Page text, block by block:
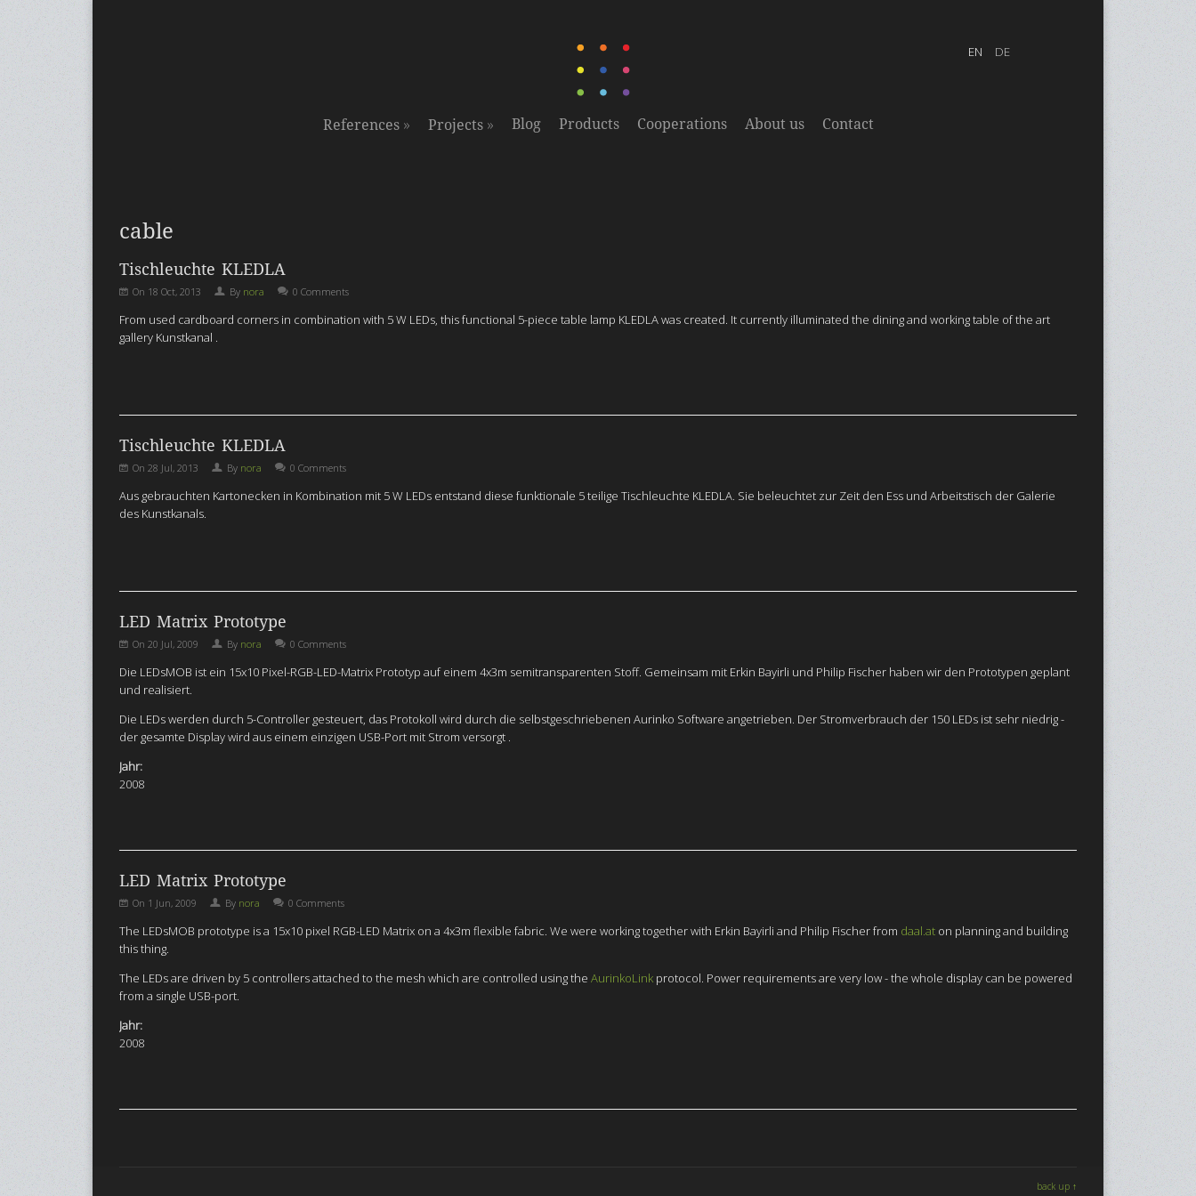
References» Projects» Blog Products Cooperations About us Contact
cable
Tischleuchte KLEDLA
On 18 Oct, 2013 By nora 0 Comments
From used cardboard corners in combination with 5 W LEDs, this functional 5-piece table lamp KLEDLA was created. It currently illuminated the dining and working table of the art
gallery Kunstkanal .
Tischleuchte KLEDLA
On28 Jul, 2013 By nora 0 Comments
Aus gebrauchten Kartonecken in Kombination mit 5 W LEDs entstand diese funktionale 5 teilige Tischleuchte KLEDLA. Sie beleuchtet zur Zeit den Ess und Arbeitstisch der Galerie
des Kunstkanals.
LED Matrix Prototype
On20 Jul, 2009 By nora 0 Comments
Die LEDsMOB ist ein 15x10 Pixel-RGB-LED-Matrix Prototyp auf einem 4x3m semitransparenten Stoff. Gemeinsam mit Erkin Bayirli und Philip Fischer haben wir den Prototypen geplant
und realisiert.
Die LEDs werden durch 5-Controller gesteuert, das Protokoll wird durch die selbstgeschriebenen Aurinko Software angetrieben. Der Stromverbrauch der 150 LEDs ist sehr niedrig -
der gesamte Display wird aus einem einzigen USB-Port mit Strom versorgt .
Jahr:
2008
LED Matrix Prototype
On 1 Jun, 2009 By nora 0 Comments
The LEDsMOB prototype is a 15x10 pixel RGB-LED Matrix on a 4x3m flexible fabric. We were working together with Erkin Bayirli and Philip Fischer from daal.at on planning and building
this thing.
The LEDs are driven by 5 controllers attached to the mesh which are controlled using theAurinkoLink protocol. Power requirements are very low - the whole display can be powered
from a single USB-port.
Jahr:
2008
back up ↑